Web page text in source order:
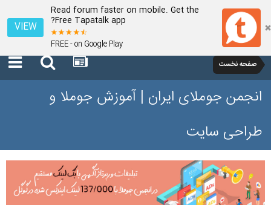
Read forum faster on mobile. Get the
Free Tapatalk app?
FREE - on Google Play
VIEW
صفحه نخست
انجمن جوملای ایران | آموزش جوملا و
طراحی سایت